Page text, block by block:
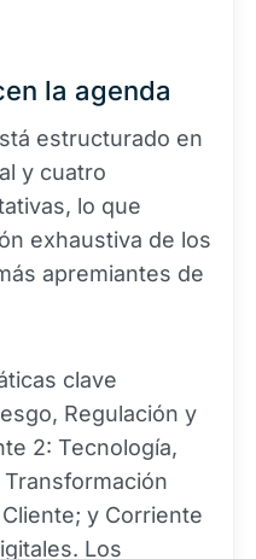
la agenda
estructurado en
y cuatro
lo que
exhaustiva de los
apremiantes de
clave
Regulación y
2: Tecnología,
y Corriente
Los